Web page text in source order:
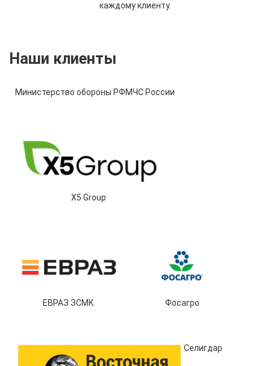
каждому клиенту.
Наши клиенты
Министерство обороны РФМЧС России
X5 Group
ЕВРАЗ ЗСМК Фосагро
Селигдар